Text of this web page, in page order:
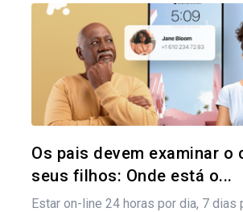
Os pais devem examinar o
seus filhos: Onde está o...
Estar on-line 24 horas por dia, 7 dias